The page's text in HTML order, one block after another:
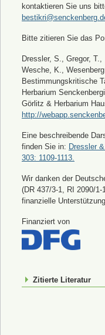
kontaktieren Sie uns
Bitte zitieren Sie das
Dressler, S., Gregor,
Wesche, K.,
Bestimmungskritische
Herbarium
Görlitz & Herbarium
http://
Eine beschreibende
finden Sie in: Dressler
303: 1109-1113.
Wir danken der
(DR 437/3-1, RI 2090/
finanzielle
Finanziert von
Zitierte Literatur